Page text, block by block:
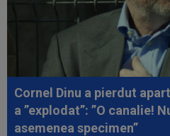
EXCLUSIV
Ilie
Becali, după decizia de la FCSB:
Micael Leandro a murit,
împușcat în timpul meciului
00:04
Surpriza serii în Europa:
pentru oaspeți în turul trei...
Cornel Dinu a pierdut
a ”explodat”: ”O canalie!
asemenea specimen”